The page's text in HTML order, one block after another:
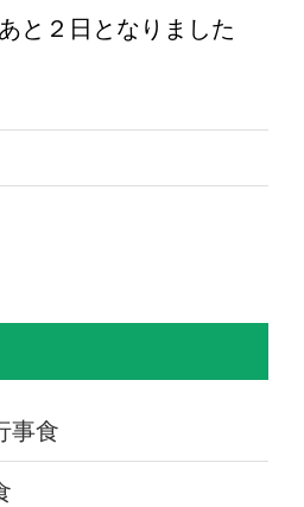
と２日となりました
事食